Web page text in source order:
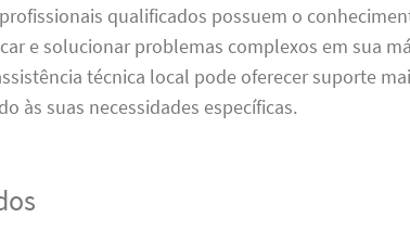
qualificados possuem o
e solucionar problemas complexos em sua
técnica local pode oferecer suporte
às suas necessidades específicas.